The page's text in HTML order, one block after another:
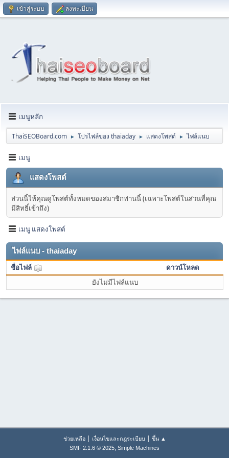
เข้าสู่ระบบ ลงทะเบียน
เมนูหลัก
ThaiSEOBoard.com ► โปรไฟล์ของ thaiaday ► แสดงโพสต์ ► ไฟล์แนบ
เมนู
แสดงโพสต์
ส่วนนี้ให้คุณดูโพสต์ทั้งหมดของสมาชิกท่านนี้ (เฉพาะโพสต์ในส่วนที่คุณ
มีสิทธิ์เข้าถึง)
เมนู แสดงโพสต์
ไฟล์แนบ - thaiaday
ชื่อไฟล์
ดาวน์โหลด
ยังไม่มีไฟล์แนบ
ช่วยเหลือ| เงื่อนไขและกฎระเบียบ | ขึ้น ▲
SMF 2.1.6 © 2025, Simple Machines